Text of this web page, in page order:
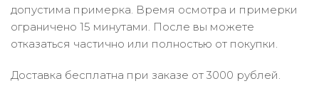
допустима примерка. Время осмотра и примерки
ограничено 15 минутами. После вы можете
отказаться частично или полностью от покупки.
Доставка бесплатна при заказе от 3000 рублей.